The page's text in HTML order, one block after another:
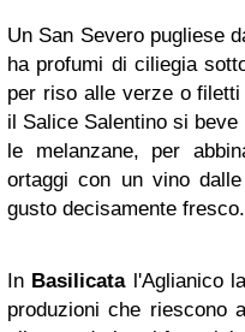
Un San Severo pugliese
ha profumi di ciliegia
per riso alle verze o
il Salice Salentino si
le melanzane, per
ortaggi con un vino
gusto decisamente fresco.
In Basilicatal'Aglianico
produzioni che riescono